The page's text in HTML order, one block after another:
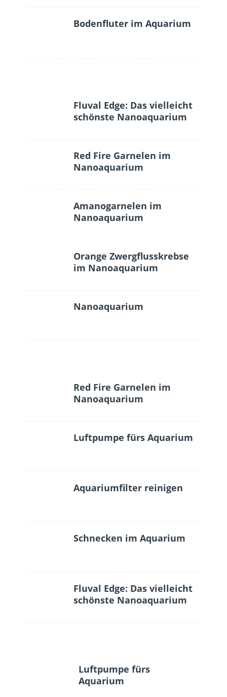
Bodenfluter im Aquarium
Fluval Edge: Das vielleicht
schönste Nanoaquarium
Red Fire Garnelen im
Nanoaquarium
Amanogarnelen im
Nanoaquarium
Orange Zwergflusskrebse
im Nanoaquarium
Nanoaquarium
Red Fire Garnelen im
Nanoaquarium
Luftpumpe fürs Aquarium
Aquariumfilter reinigen
Schnecken im Aquarium
Fluval Edge: Das vielleicht
schönste Nanoaquarium
Luftpumpe fürs
Aquarium